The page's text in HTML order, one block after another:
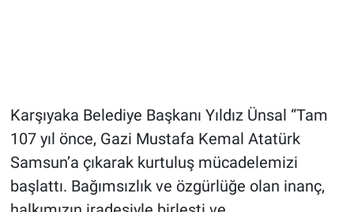
Karşıyaka Belediye Başkanı Yıldız Ünsal “Tam
107 yıl önce, Gazi Mustafa Kemal Atatürk
Samsun’a çıkarak kurtuluş mücadelemizi
başlattı. Bağımsızlık ve özgürlüğe olan inanç,